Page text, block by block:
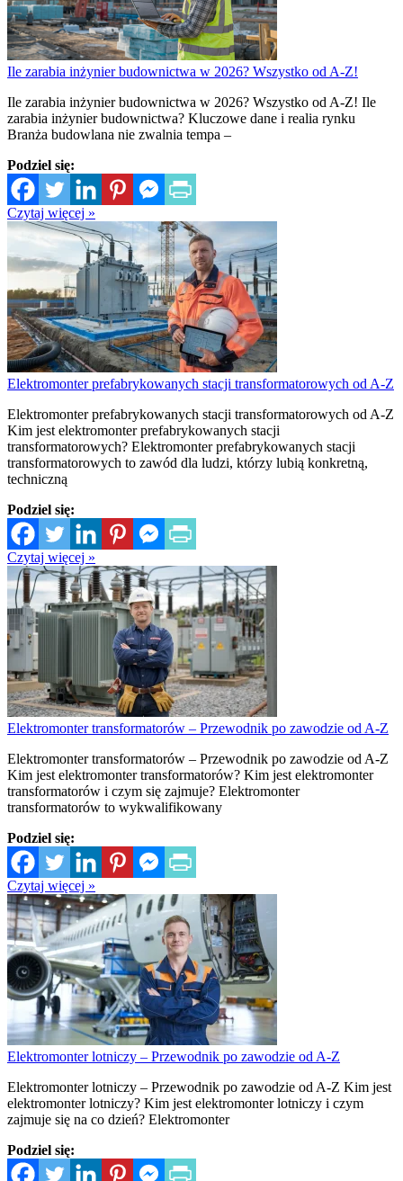
Ile zarabia inżynier budownictwa w 2026? Wszystko od A-Z!
Ile zarabia inżynier budownictwa w 2026? Wszystko od A-Z! Ile
zarabia inżynier budownictwa? Kluczowe dane i realia rynku
Branża budowlana nie zwalnia tempa –
Podziel się:
Czytaj więcej »
Elektromonter prefabrykowanych stacji transformatorowych od A-Z
Elektromonter prefabrykowanych stacji transformatorowych od A-Z
Kim jest elektromonter prefabrykowanych stacji
transformatorowych? Elektromonter prefabrykowanych stacji
transformatorowych to zawód dla ludzi, którzy lubią konkretną,
techniczną
Podziel się:
Czytaj więcej »
Elektromonter transformatorów – Przewodnik po zawodzie od A-Z
Elektromonter transformatorów – Przewodnik po zawodzie od A-Z
Kim jest elektromonter transformatorów? Kim jest elektromonter
transformatorów i czym się zajmuje? Elektromonter
transformatorów to wykwalifikowany
Podziel się:
Czytaj więcej »
Elektromonter lotniczy – Przewodnik po zawodzie od A-Z
Elektromonter lotniczy – Przewodnik po zawodzie od A-Z Kim jest
elektromonter lotniczy? Kim jest elektromonter lotniczy i czym
zajmuje się na co dzień? Elektromonter
Podziel się: